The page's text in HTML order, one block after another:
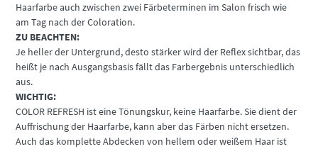
Haarfarbe auch zwischen zwei Färbeterminen im Salon frisch wie
am Tag nach der Coloration.
ZU BEACHTEN:
Je heller der Untergrund, desto stärker wird der Reflex sichtbar, das
heißt je nach Ausgangsbasis fällt das Farbergebnis unterschiedlich
aus.
WICHTIG:
COLOR REFRESH ist eine Tönungskur, keine Haarfarbe. Sie dient der
Auffrischung der Haarfarbe, kann aber das Färben nicht ersetzen.
Auch das komplette Abdecken von hellem oder weißem Haar ist